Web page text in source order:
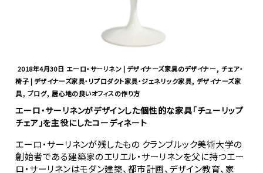
2018年4月30日 エーロ・サーリネン | デザイナーズ家具のデザイナー,チェア・
椅子 | デザイナーズ家具・リプロダクト家具・ジェネリック家具, デザイナーズ家
具, ブログ, 居心地の良いオフィスの作り方
エーロ・サーリネンがデザインした個性的な家具「チューリップ
チェア」を主役にしたコーディネート
エーロ・サーリネンが残したもの クランブルック美術大学の
創始者である建築家のエリエル・サーリネンを父に持つエー
ロ・サーリネンはモダン建築、都市計画、デザイン教育、家